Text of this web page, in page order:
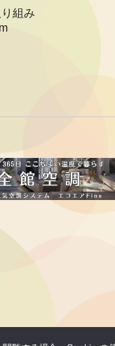
組み